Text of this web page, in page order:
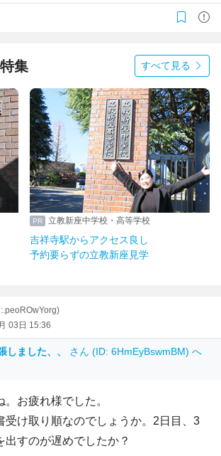
集 すべて見る
立教新座中学校・高等学校
吉祥寺駅からアクセス良し
予約要らずの立教新座見学
03日 15:36
しました、、
さん (ID: 6HmEyBswmBM) へ
お疲れ様でした。
受け取り順なのでしょうか。2日目、3
出すのが遅めでしたか？